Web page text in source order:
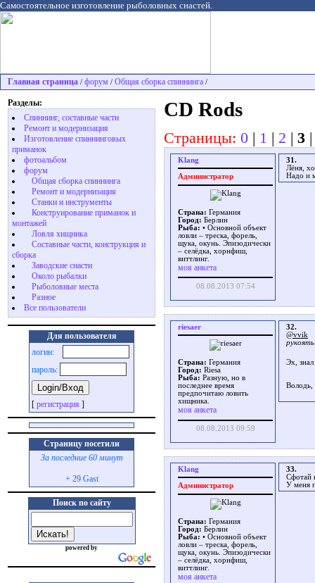
Самостоятельное изготовление рыболовных снастей.
Главная страница / форум / Общая сборка спиннинга /
Разделы:
Спиннинг, составные части
Ремонт и модернизация
Изготовление спиннинговых
приманок
фотоальбом
форум
Общая сборка спиннинга
Ремонт и модернизация
Станки и инструменты
Конструирование приманок и
монтажей
Ловля хищника
Cоставные части, конструкция и
сборка
Заводские снасти
Около рыбалки
Рыболовные места
Разное
Все пользователи
Для пользователя
логин:
пароль:
[ регистрация ]
Страницу посетили
За последние 60 минут
+ 29 Gast
Поиск по сайту
powered by
CD Rods
Страницы: 0 | 1 | 2 | 3
Klang
Администратор
Страна: Германия
Город: Берлин
Рыба: • Основной объект
ловли – треска, форель,
щука, окунь. Эпизодически
– селёдка, хорнфиш,
виттлинг.
моя анкета
08.08.2013 07:54
31.
Лёня,
Надо и
riesaer
Страна: Германия
Город: Riesa
Рыба: Разную, но в
последнее время
предпочитаю ловить
хищника.
моя анкета
08.08.2013 09:59
32.
@vvik
Эх,
Володь,
Klang
Администратор
Страна: Германия
Город: Берлин
Рыба: • Основной объект
ловли – треска, форель,
щука, окунь. Эпизодически
– селёдка, хорнфиш,
виттлинг.
моя анкета
33.
Сфотай
У меня